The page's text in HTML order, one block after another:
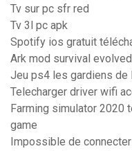
Tv sur pc sfr red
Tv 3l pc apk
Spotify ios gratuit
Ark mod survival
Jeu ps4 les gardiens de
Telecharger driver wifi
Farming simulator 2020
game
Impossible de